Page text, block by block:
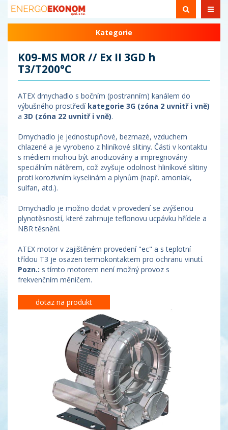
Kategorie
K09-MS MOR // Ex II 3GD h
T3/T200°C
ATEX dmychadlo s bočním (postranním) kanálem do
výbušného prostředí kategorie 3G (zóna 2 uvnitř i vně)
a 3D (zóna 22 uvnitř i vně).
Dmychadlo je jednostupňové, bezmazé, vzduchem
chlazené a je vyrobeno z hliníkové slitiny. Části v kontaktu
s médiem mohou být anodizovány a impregnovány
speciálním nátěrem, což zvyšuje odolnost hliníkové slitiny
proti korozivním kyselinám a plynům (např. amoniak,
sulfan, atd.).
Dmychadlo je možno dodat v provedení se zvýšenou
plynotěsností, které zahrnuje teflonovu ucpávku hřídele a
NBR těsnění.
ATEX motor v zajištěném provedení "ec" a s teplotní
třídou T3 je osazen termokontaktem pro ochranu vinutí.
Pozn.: s tímto motorem není možný provoz s
frekvenčním měničem.
dotaz na produkt